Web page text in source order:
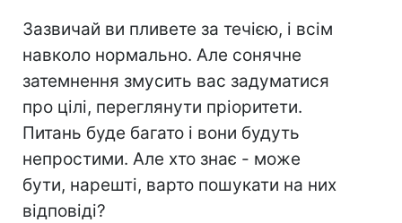
Зазвичай ви пливете за течією, і всім
навколо нормально. Але сонячне
затемнення змусить вас задуматися
про цілі, переглянути пріоритети.
Питань буде багато і вони будуть
непростими. Але хто знає - може
бути, нарешті, варто пошукати на них
відповіді?